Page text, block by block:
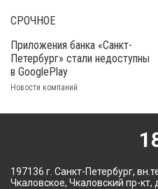
СРОЧНОЕ
Приложения банка «Санкт-
Петербург» стали недоступны
в GooglePlay
Новости компаний
197136 г. Санкт-Петербург,
Чкаловское, Чкаловский пр-кт,